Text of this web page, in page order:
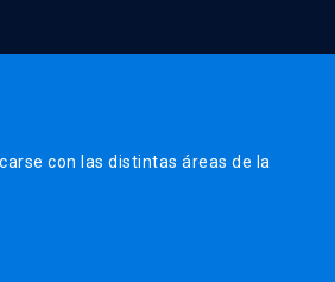
con las distintas áreas de la